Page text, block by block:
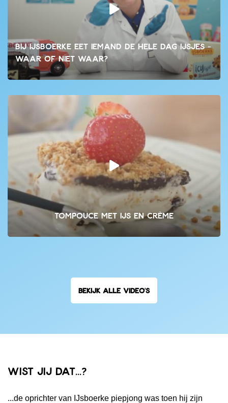
Bij IJsboerke eet iemand de hele dag ijsjes -
waar of niet waar?
Tompouce met ijs en crème
BEKIJK ALLE VIDEO'S
Wist jij dat...?
...de oprichter van IJsboerke piepjong was toen hij zijn